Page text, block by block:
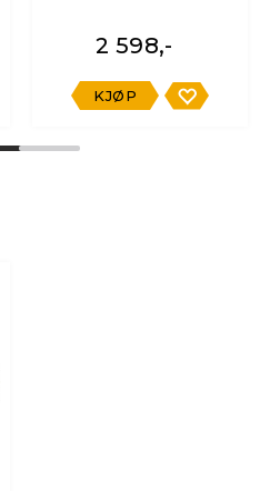
2 598,-
KJØP